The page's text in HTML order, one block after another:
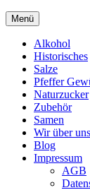
Menü
Alkohol
Historisches
Salze
Pfeffer
Naturzucker
Zubehör
Samen
Wir über uns
Blog
Impressum
AGB